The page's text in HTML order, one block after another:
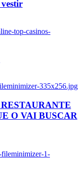
top-casinos-
335x256.jpg
O VAI BUSCAR
fileminimizer-1-